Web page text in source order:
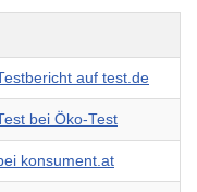
auf test.de
bei Öko-Test
konsument.at